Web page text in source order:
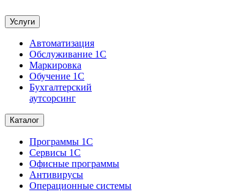
Услуги
Автоматизация
Обслуживание 1С
Маркировка
Обучение 1С
Бухгалтерский
аутсорсинг
Каталог
Программы 1С
Сервисы 1С
Офисные программы
Антивирусы
Операционные системы